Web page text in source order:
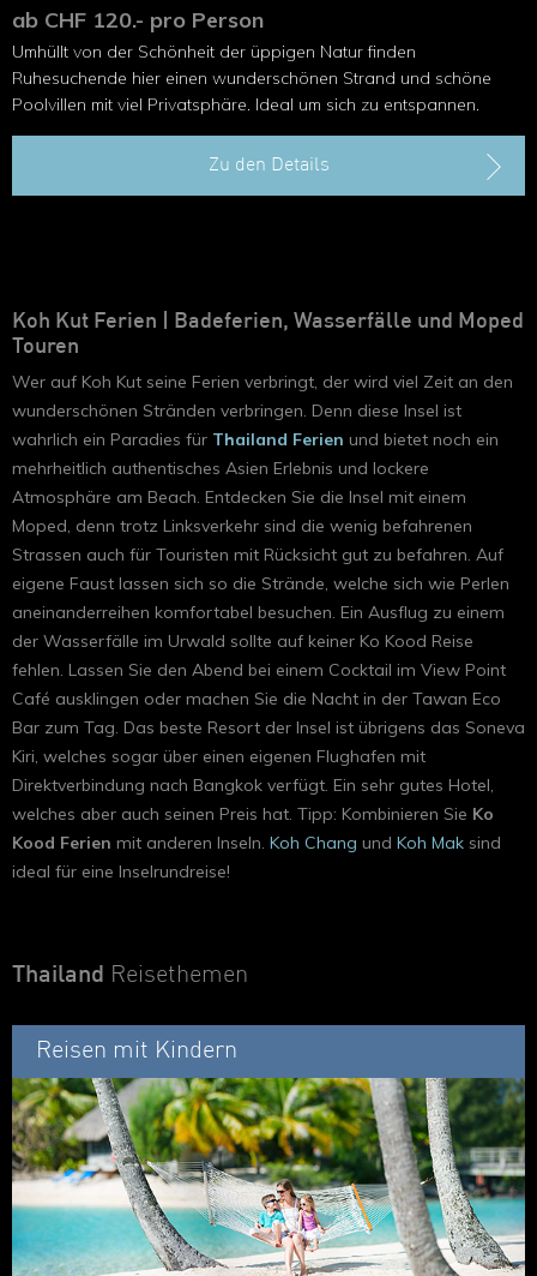
ab CHF 120.- pro Person
Umhüllt von der Schönheit der üppigen Natur finden
Ruhesuchende hier einen wunderschönen Strand und schöne
Poolvillen mit viel Privatsphäre. Ideal um sich zu entspannen.
Zu den Details
Koh Kut Ferien | Badeferien, Wasserfälle und Moped
Touren
Wer auf Koh Kut seine Ferien verbringt, der wird viel Zeit an den
wunderschönen Stränden verbringen. Denn diese Insel ist
wahrlich ein Paradies für Thailand Ferien und bietet noch ein
mehrheitlich authentisches Asien Erlebnis und lockere
Atmosphäre am Beach. Entdecken Sie die Insel mit einem
Moped, denn trotz Linksverkehr sind die wenig befahrenen
Strassen auch für Touristen mit Rücksicht gut zu befahren. Auf
eigene Faust lassen sich so die Strände, welche sich wie Perlen
aneinanderreihen komfortabel besuchen. Ein Ausflug zu einem
der Wasserfälle im Urwald sollte auf keiner Ko Kood Reise
fehlen. Lassen Sie den Abend bei einem Cocktail im View Point
Café ausklingen oder machen Sie die Nacht in der Tawan Eco
Bar zum Tag. Das beste Resort der Insel ist übrigens das Soneva
Kiri, welches sogar über einen eigenen Flughafen mit
Direktverbindung nach Bangkok verfügt. Ein sehr gutes Hotel,
welches aber auch seinen Preis hat. Tipp: Kombinieren Sie Ko
Kood Ferien mit anderen Inseln. Koh Chang und Koh Mak sind
ideal für eine Inselrundreise!
Thailand Reisethemen
Reisen mit Kindern